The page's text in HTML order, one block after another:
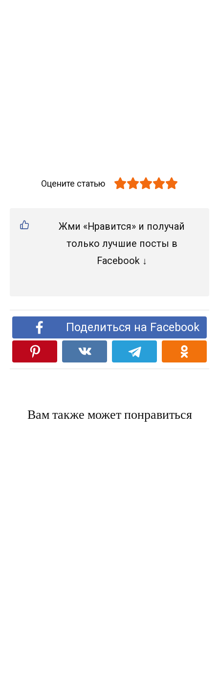
Оцените статью
Жми «Нравится» и получай
только лучшие посты в
Facebook ↓
Поделиться на Facebook
Вам также может понравиться